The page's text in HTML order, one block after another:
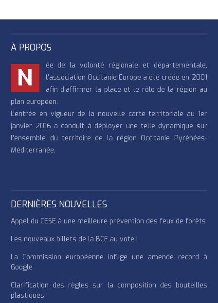
À PROPOS
N
ée de la volonté régionale et départementale,
l’association Occitanie Europe a été créée en 2001
afin d’affirmer la place et le rôle de la région au
plan européen.
L’entrée en vigueur de la nouvelle carte territoriale au 1er
janvier 2016 a conduit à déployer une telle dynamique sur
l’ensemble du territoire de la région Occitanie Pyrénées-
Méditerranée.
DERNIÈRES NOUVELLES
Appel du CESE à une meilleure prévention des feux de forêts
Les nouveaux billets de la BCE au vote !
La Commission européenne inflige une amende record à
Google
Clarification des règles sur la composition des bouteilles
plastiques